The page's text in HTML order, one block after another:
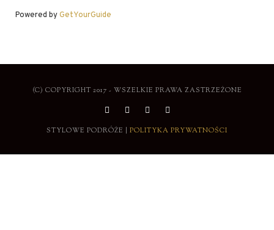
Powered byGetYourGuide
(C) COPYRIGHT 2017 - WSZELKIE PRAWA ZASTRZEŻONE
STYLOWE PODRÓŻE | POLITYKA PRYWATNOŚCI